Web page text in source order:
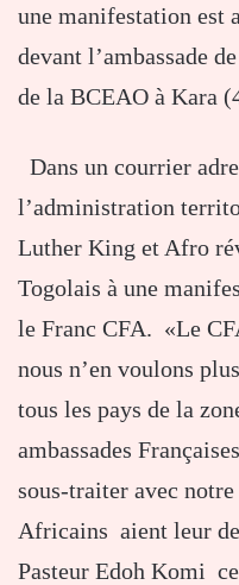
une manifestation est
devant l’ambassade
de la BCEAO à Kara
Dans un courrier
l’administration
Luther King et Afro
Togolais à une
le Franc CFA. «Le
nous n’en voulons
tous les pays de la
ambassades
sous-traiter avec
Africains aient leur
Pasteur Edoh Komi